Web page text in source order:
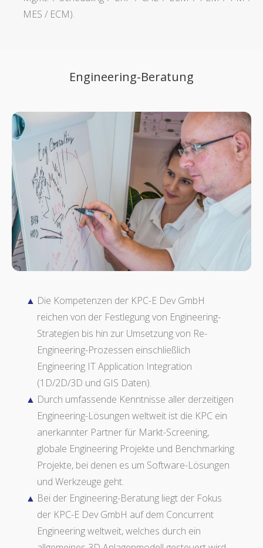
MES / ECM).
Engineering-Beratung
Die Kompetenzen der KPC-E Dev GmbH
reichen von der Festlegung von Engineering-
Strategien bis hin zur Umsetzung von Re-
Engineering-Prozessen einschließlich
Engineering IT Application Integration
(1D/2D/3D und GIS Daten).
Durch umfassende Kenntnisse aller derzeitigen
Engineering-Lösungen weltweit ist die KPC ein
anerkannter Partner für Markt-Screening,
globale Engineering Projekte und Benchmarking
Projekte, bei denen es um Software-Lösungen
und Werkzeuge geht.
Bei der Engineering-Beratung liegt der Fokus
der KPC-E Dev GmbH auf dem Concurrent
Engineering weltweit, welches durch ein